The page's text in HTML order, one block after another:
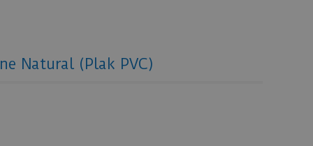
Natural (Plak PVC)